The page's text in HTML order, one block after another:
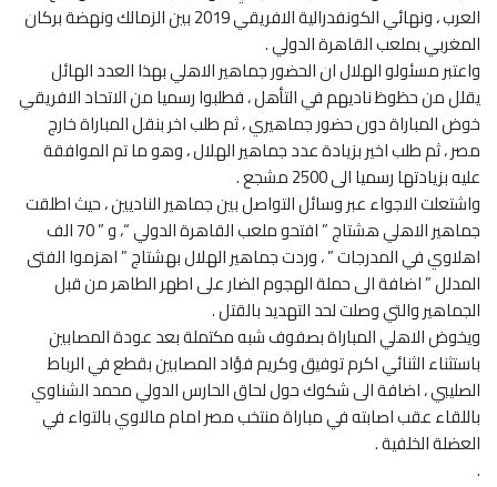
العرب ، ونهائي الكونفدرالية الافريقي 2019 بين الزمالك ونهضة بركان
المغربي بملعب القاهرة الدولي .
واعتبر مسئولو الهلال ان الحضور جماهير الاهلي بهذا العدد الهائل
يقلل من حظوظ ناديهم في التأهل ، فطلبوا رسميا من الاتحاد الافريقي
خوض المباراة دون حضور جماهيري ، ثم طلب اخر بنقل المباراة خارج
مصر ، ثم طلب اخير بزيادة عدد جماهير الهلال ، وهو ما تم الموافقة
عليه بزيادتها رسميا الى 2500 مشجع .
واشتعلت الاجواء عبر وسائل التواصل بين جماهير الناديين ، حيث اطلقت
جماهير الاهلي هشتاج ” افتحو ملعب القاهرة الدولي “، و ” 70 الف
اهلاوي في المدرجات ” ، وردت جماهير الهلال بهشتاج ” اهزموا الفتى
المدلل ” اضافة الى حملة الهجوم الضار على اطهر الطاهر من قبل
الجماهير والتي وصلت لحد التهديد بالقتل .
ويخوض الاهلي المباراة بصفوف شبه مكتملة بعد عودة المصابين
باستثناء الثنائي اكرم توفيق وكريم فؤاد المصابين بقطع في الرباط
الصليبي ، اضافة الى شكوك حول لحاق الحارس الدولي محمد الشناوي
باللقاء عقب اصابته في مباراة منتخب مصر امام مالاوي بالتواء في
العضلة الخلفية .
.